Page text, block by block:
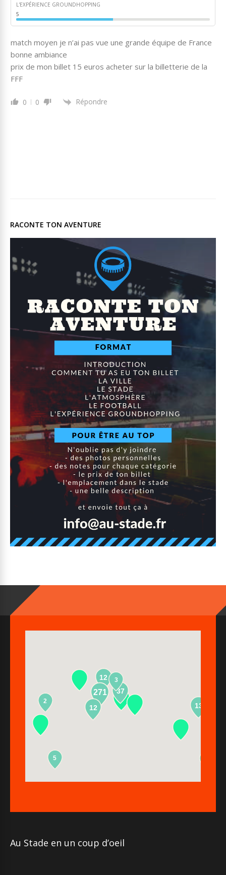
L'EXPÉRIENCE GROUNDHOPPING
5
match moyen je n’ai pas vue une grande équipe de France
bonne ambiance
prix de mon billet 15 euros acheter sur la billetterie de la
FFF
0 0 Répondre
RACONTE TON AVENTURE
12
271
13
37
2
5
12
3
Au Stade en un coup d’oeil